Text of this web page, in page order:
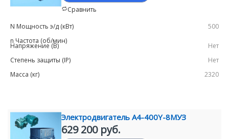
Сравнить
500
Нет
Нет
2320
Электродвигатель А4-400Y-8MУЗ
629 200 руб.